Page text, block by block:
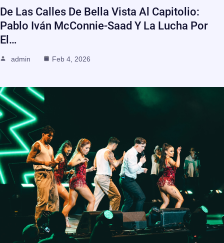
De Las Calles De Bella Vista Al Capitolio:
Pablo Iván McConnie-Saad Y La Lucha Por
El…
admin Feb 4, 2026